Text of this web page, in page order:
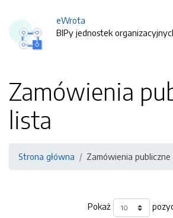
eWrota
BIPy jednostek
Zamówienia
lista
Strona główna Zamówienia publiczne
Pokaż